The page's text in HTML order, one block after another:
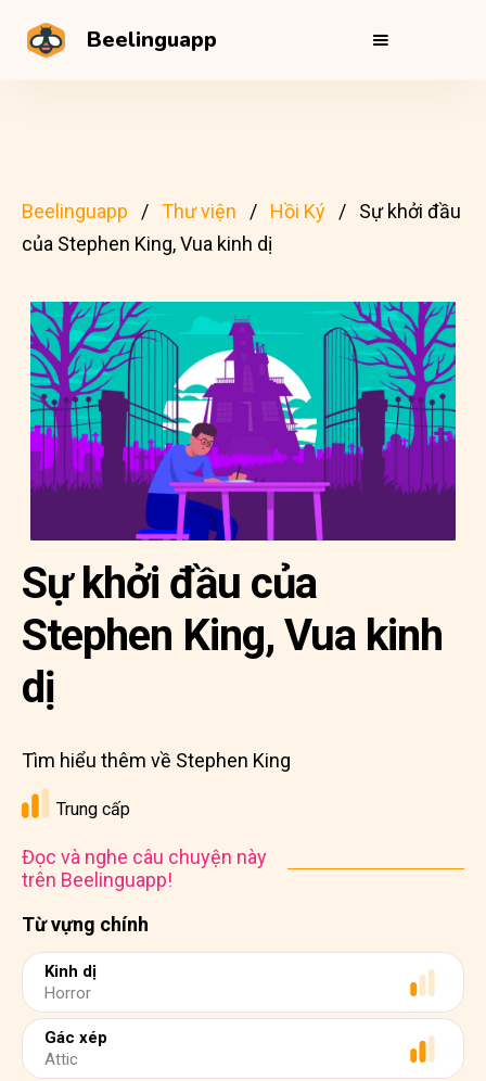
Beelinguapp
Beelinguapp Thư viện Hồi Ký
Sự khởi đầu
của Stephen King, Vua kinh dị
Từ vựng chính
Kinh dị
Horror
Gác xép
Attic
Sự khởi đầu của
Stephen King, Vua kinh
dị
Tìm hiểu thêm về Stephen King
Trung cấp
Đọc và nghe câu chuyện này
trên Beelinguapp!